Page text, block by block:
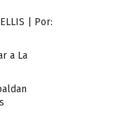
ELLIS | Por:
a La